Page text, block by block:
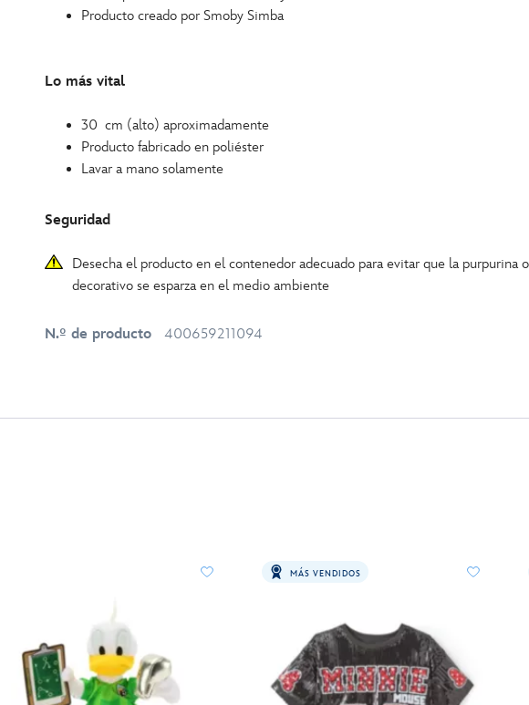
Producto creado por Smoby Simba
Lo más vital
30 cm (alto) aproximadamente
Producto fabricado en poliéster
Lavar a mano solamente
Seguridad
Desecha el producto en el contenedor adecuado para evitar que la purpurina
decorativo se esparza en el medio ambiente
N.º de producto 400659211094
MÁS VENDIDOS